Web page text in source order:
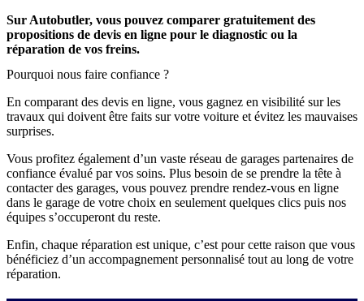
Sur Autobutler, vous pouvez comparer gratuitement des
propositions de devis en ligne pour le diagnostic ou la
réparation de vos freins.
Pourquoi nous faire confiance ?
En comparant des devis en ligne, vous gagnez en visibilité sur les
travaux qui doivent être faits sur votre voiture et évitez les mauvaises
surprises.
Vous profitez également d’un vaste réseau de garages partenaires de
confiance évalué par vos soins. Plus besoin de se prendre la tête à
contacter des garages, vous pouvez prendre rendez-vous en ligne
dans le garage de votre choix en seulement quelques clics puis nos
équipes s’occuperont du reste.
Enfin, chaque réparation est unique, c’est pour cette raison que vous
bénéficiez d’un accompagnement personnalisé tout au long de votre
réparation.